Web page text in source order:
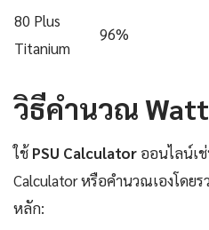
80 Plus
Titanium
96%
วิธีคำนวณ
ใช้ PSU Calculator ออนไลน์เ
Calculator หรือคำนวณเองโดย
หลัก: